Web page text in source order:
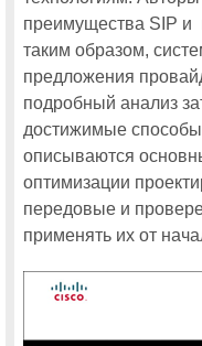
Впервые в программу
«Интернет вещей»
Еще одно новшество
поддержка Cisco»
Информационная
рынка на московской
На московской Cisco
технологии
контакт-центрах
Один из 14
будет посвящен
Опубликована
преимущества SIP
таким образом,
предложения
подробный анализ
достижимые
описываются
оптимизации
передовые и
применять их от